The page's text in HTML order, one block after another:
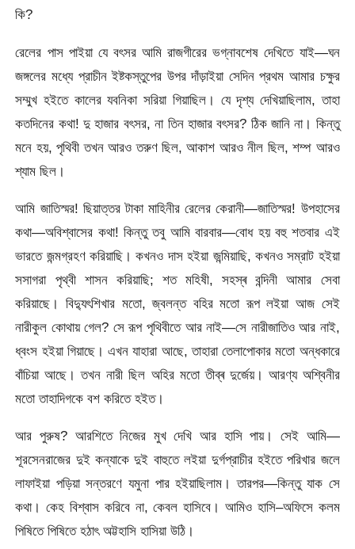
কি?
রেলের পাস পাইয়া যে বৎসর আমি রাজগীরের ভগ্নাবশেষ দেখিতে যাই—ঘন
জঙ্গলের মধ্যে প্রাচীন ইষ্টকস্তুপের উপর দাঁড়াইয়া সেদিন প্রথম আমার চক্ষুর
সম্মুখ হইতে কালের যবনিকা সরিয়া গিয়াছিল। যে দৃশ্য দেখিয়াছিলাম, তাহা
কতদিনের কথা! দু হাজার বৎসর, না তিন হাজার বৎসর? ঠিক জানি না। কিন্তু
মনে হয়, পৃথিবী তখন আরও তরুণ ছিল, আকাশ আরও নীল ছিল, শম্প আরও
শ্যাম ছিল।
আমি জাতিস্মর! ছিয়াত্তর টাকা মাহিনীর রেলের কেরানী—জাতিস্মর! উপহাসের
কথা—অবিশ্বাসের কথা! কিন্তু তবু আমি বারবার—বোধ হয় বহু শতবার এই
ভারতে জন্মগ্রহণ করিয়াছি। কখনও দাস হইয়া জন্মিয়াছি, কখনও সম্রাট হইয়া
সসাগরা পৃথ্বী শাসন করিয়াছি; শত মহিষী, সহস্ৰ বন্দিনী আমার সেবা
করিয়াছে। বিদ্যুৎশিখার মতো, জ্বলন্ত বহির মতো রূপ লইয়া আজ সেই
নারীকুল কোথায় গেল? সে রূপ পৃথিবীতে আর নাই—সে নারীজাতিও আর নাই,
ধ্বংস হইয়া গিয়াছে। এখন যাহারা আছে, তাহারা তেলাপোকার মতো অন্ধকারে
বাঁচিয়া আছে। তখন নারী ছিল অহির মতো তীব্ৰ দুর্জেয়। আরণ্য অশ্বিনীর
মতো তাহাদিগকে বশ করিতে হইত।
আর পুরুষ? আরশিতে নিজের মুখ দেখি আর হাসি পায়। সেই আমি—
শূরসেনরাজের দুই কন্যাকে দুই বাহুতে লইয়া দুর্গপ্রাচীর হইতে পরিখার জলে
লাফাইয়া পড়িয়া সন্তরণে যমুনা পার হইয়াছিলাম। তারপর—কিন্তু যাক সে
কথা। কেহ বিশ্বাস করিবে না, কেবল হাসিবে। আমিও হাসি–অফিসে কলম
পিষিতে পিষিতে হঠাৎ অট্টহাসি হাসিয়া উঠি।